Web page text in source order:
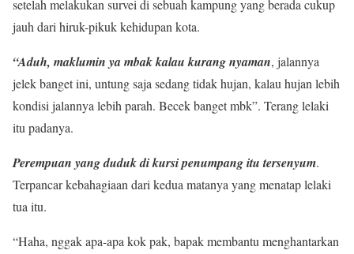
setelah melakukan survei di sebuah kampung yang berada cukup
jauh dari hiruk-pikuk kehidupan kota.
“Aduh, maklumin ya mbak kalau kurang nyaman, jalannya
jelek banget ini, untung saja sedang tidak hujan, kalau hujan lebih
kondisi jalannya lebih parah. Becek banget mbk”. Terang lelaki
itu padanya.
Perempuan yang duduk di kursi penumpang itu tersenyum.
Terpancar kebahagiaan dari kedua matanya yang menatap lelaki
tua itu.
“Haha, nggak apa-apa kok pak, bapak membantu menghantarkan